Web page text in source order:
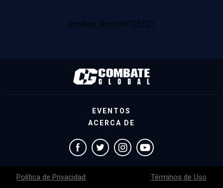
[mc4wp_form id="1511"]
EVENTOS
ACERCA DE
Política de Privacidad Términos de Uso